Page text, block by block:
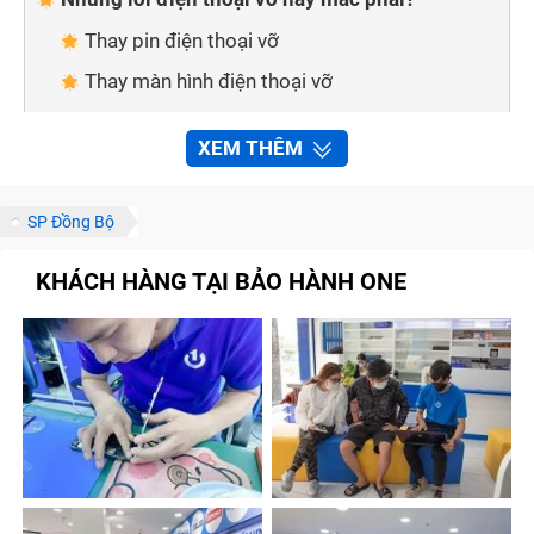
Thay pin điện thoại vỡ
Thay màn hình điện thoại vỡ
Thay vỏ điện thoại vỡ
An tâm về dịch vụ khi sửa chữa điện thoại vỡ
tại Trung Tâm Bảo Hành One
Sửa chữa nhanh chóng, tiện lợi
Linh kiện đảm bảo chất lượng
Đội ngũ nhân viên giàu kinh nghiệm
Chế độ bảo hành chính hãng
Chính sách vận chuyển thuận tiện
XEM THÊM
SP Đồng Bộ
KHÁCH HÀNG TẠI BẢO HÀNH ONE